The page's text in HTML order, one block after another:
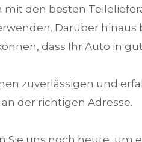
mit den besten
Darüber
dass Ihr Auto in
zuverlässigen und
an der richtigen Adresse.
Sie uns noch heute, um